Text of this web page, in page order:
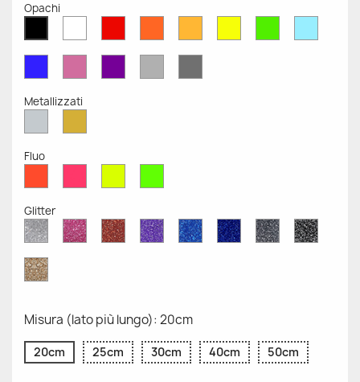
Opachi
Opaco OpacoOpacoOpacoOpacoOpacoOpacoOpaco
OpacoOpacoOpacoChiaroScuro
Metallizzati
MetallizzatoMetallizzato
Fluo
Fluo
Fluo
Fluo
Fluo
Glitter
Diamante
Glitter
Rosa
Glitter
Rosso
Glitter
Viola
Glitter
Blu
Zaffiro
Blu
Cobalto
Grigio
Glitter
Nero
Glitter
Oro
Glitter
Misura (lato più lungo): 20cm
20cm 25cm 30cm 40cm 50cm